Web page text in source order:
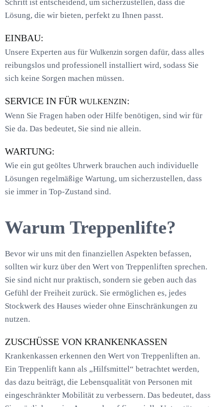
Schritt ist entscheidend, um sicherzustellen, dass die
Lösung, die wir bieten, perfekt zu Ihnen passt.
EINBAU:
Unsere Experten aus für Wulkenzin sorgen dafür, dass alles
reibungslos und professionell installiert wird, sodass Sie
sich keine Sorgen machen müssen.
SERVICE IN FÜR WULKENZIN:
Wenn Sie Fragen haben oder Hilfe benötigen, sind wir für
Sie da. Das bedeutet, Sie sind nie allein.
WARTUNG:
Wie ein gut geöltes Uhrwerk brauchen auch individuelle
Lösungen regelmäßige Wartung, um sicherzustellen, dass
sie immer in Top-Zustand sind.
Warum Treppenlifte?
Bevor wir uns mit den finanziellen Aspekten befassen,
sollten wir kurz über den Wert von Treppenliften sprechen.
Sie sind nicht nur praktisch, sondern sie geben auch das
Gefühl der Freiheit zurück. Sie ermöglichen es, jedes
Stockwerk des Hauses wieder ohne Einschränkungen zu
nutzen.
ZUSCHÜSSE VON KRANKENKASSEN
Krankenkassen erkennen den Wert von Treppenliften an.
Ein Treppenlift kann als „Hilfsmittel“ betrachtet werden,
das dazu beiträgt, die Lebensqualität von Personen mit
eingeschränkter Mobilität zu verbessern. Das bedeutet, dass